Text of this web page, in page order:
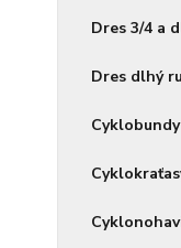
Dres 3/4 a
Dres dlhý
Cyklobundy